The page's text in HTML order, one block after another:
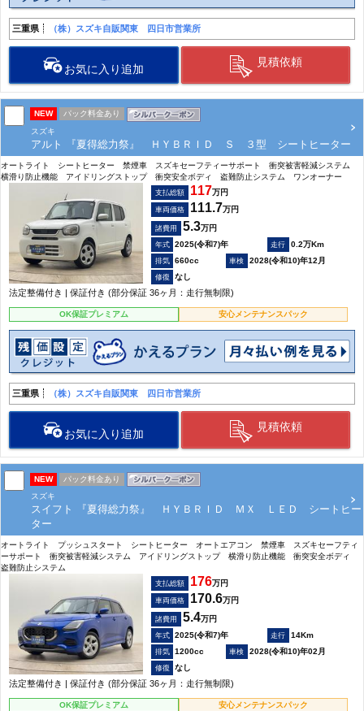
三重県 （株）スズキ自販関東 四日市営業所
お気に入り追加
見積依頼
NEW
パック料金あり
スズキ
アルト 『夏得総力祭』 ＨＹＢＲＩＤ Ｓ ３型 シートヒーター
オートライト シートヒーター 禁煙車 スズキセーフティーサポート 衝突被害軽減システム
横滑り防止機能 アイドリングストップ 衝突安全ボディ 盗難防止システム ワンオーナー
支払総額 117万円
車両価格 111.7万円
諸費用 5.3万円
2025(令和7)年
0.2万Km
660cc
2028(令和10)年12月
なし
法定整備付き | 保証付き (部分保証 36ヶ月：走行無制限)
OK保証プレミアム 安心メンテナンスパック
三重県 （株）スズキ自販関東 四日市営業所
お気に入り追加
見積依頼
NEW
パック料金あり
スズキ
スイフト 『夏得総力祭』 ＨＹＢＲＩＤ ＭＸ ＬＥＤ シートヒー
ター
オートライト プッシュスタート シートヒーター オートエアコン 禁煙車 スズキセーフティ
ーサポート 衝突被害軽減システム アイドリングストップ 横滑り防止機能 衝突安全ボディ
盗難防止システム
支払総額 176万円
車両価格 170.6万円
諸費用 5.4万円
2025(令和7)年
14Km
1200cc
2028(令和10)年02月
なし
法定整備付き | 保証付き (部分保証 36ヶ月：走行無制限)
OK保証プレミアム 安心メンテナンスパック